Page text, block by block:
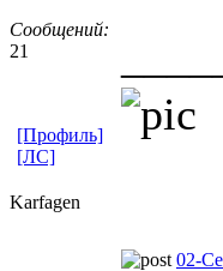
Сообщений:
21
[Профиль]
[ЛС]
Karfagen
02-